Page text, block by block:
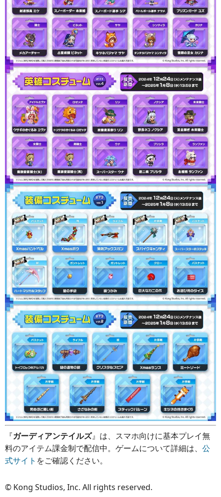
『ガーディアンテイルズ』は、スマホ向けに基本プレイ無
料のアイテム課金制で配信中。ゲームについて詳細は、 公
式サイト をご確認ください。
© Kong Studios, Inc. All rights reserved.